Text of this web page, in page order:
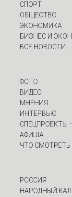
СПОРТ
ОБЩЕСТВО
ЭКОНОМИКА
БИЗНЕС И
ВСЕ НОВОСТИ
ФОТО
ВИДЕО
МНЕНИЯ
ИНТЕРВЬЮ
CПЕЦПРОЕКТЫ
АФИША
ЧТО СМОТРЕТЬ
РОССИЯ
НАРОДНЫЙ